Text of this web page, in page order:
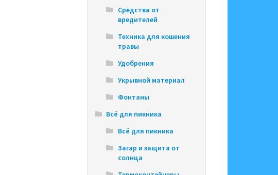
Средства от
вредителей
Техника для кошения
травы
Удобрения
Укрывной материал
Фонтаны
Всё для пикника
Всё для пикника
Загар и защита от
солнца